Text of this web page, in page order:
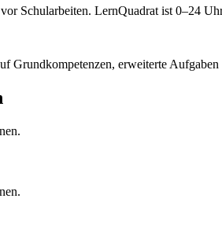
Schularbeiten. LernQuadrat ist 0–24
Grundkompetenzen, erweiterte